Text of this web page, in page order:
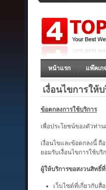
หน้าแรก แพ๊คเก
เงื่อนไขการให้
ข้อตกลงการใช้บริการ
เพื่อประโยชน์ของตัวท่า
เงื่อนไขและข้อตกลงนี้ ถื
ยอมรับเงื่อนไขการใช้บริ
ผู้ให้บริการขอสงวนสิทธิ์
เว็บไซต์ที่เกี่ยวกับสื่